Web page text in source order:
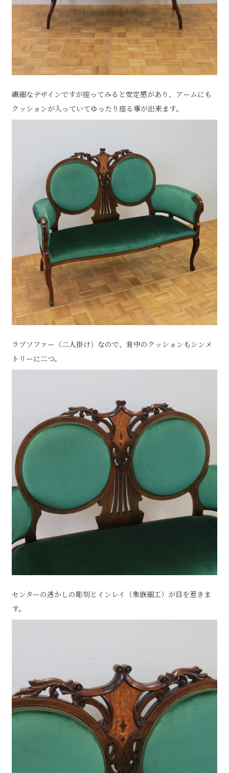
繊細なデザインですが座ってみると安定感があり、アームにも
クッションが入っていてゆったり座る事が出来ます。
ラブソファー（二人掛け）なので、背中のクッションもシンメ
トリーに二つ。
センターの透かしの彫刻とインレイ（象嵌細工）が目を惹きま
す。